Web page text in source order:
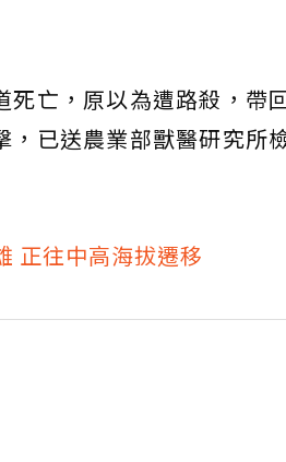
亡，原以為遭路殺，帶
，已送農業部獸醫研究所
正往中高海拔遷移